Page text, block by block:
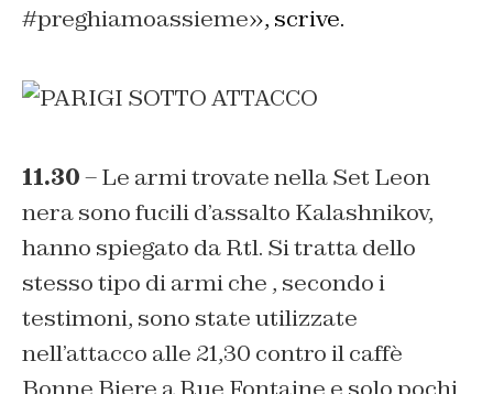
#preghiamoassieme», scrive.
11.30– Le armi trovate nella Set Leon
nera sono fucili d’assalto Kalashnikov,
hanno spiegato da Rtl. Si tratta dello
stesso tipo di armi che , secondo i
testimoni, sono state utilizzate
nell’attacco alle 21,30 contro il caffè